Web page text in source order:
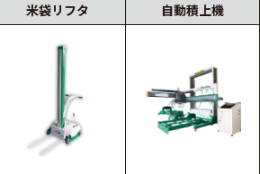
米袋リフタ 自動積上機